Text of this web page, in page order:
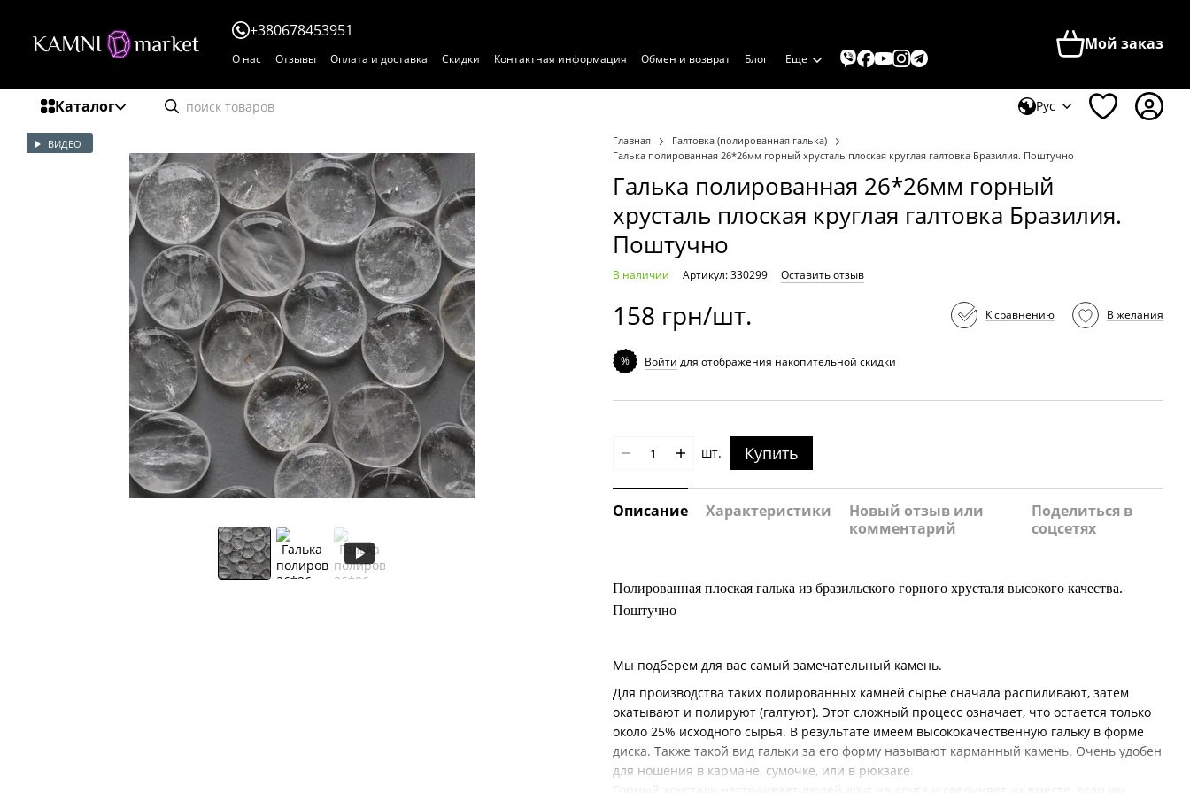
+380678453951
О нас Отзывы Оплата и доставка Скидки Контактная информация Обмен и возврат Блог Еще
Мой заказ
Каталог Рус
ВИДЕО Главная
Галтовка (полированная галька)
Галька полированная 26*26мм горный хрусталь плоская круглая галтовка Бразилия. Поштучно
Галька полированная 26*26мм горный
хрусталь плоская круглая галтовка Бразилия.
Поштучно
В наличии Артикул: 330299 Оставить отзыв
158 грн/шт. К сравнению В желания
% Войти для отображения накопительной скидки
шт. Купить
Описание Характеристики
Новый отзыв или
комментарий
Поделиться в
соцсетях
Полированная плоская галька из бразильского горного хрусталя высокого качества.
Поштучно
Мы подберем для вас самый замечательный камень.
Для производства таких полированных камней сырье сначала распиливают, затем
окатывают и полируют (галтуют). Этот сложный процесс означает, что остается только
около 25% исходного сырья. В результате имеем высококачественную гальку в форме
диска. Также такой вид гальки за его форму называют карманный камень. Очень удобен
для ношения в кармане, сумочке, или в рюкзаке.
Горный хрусталь настраивает людей друг на друга и соединяет их вместе, если им